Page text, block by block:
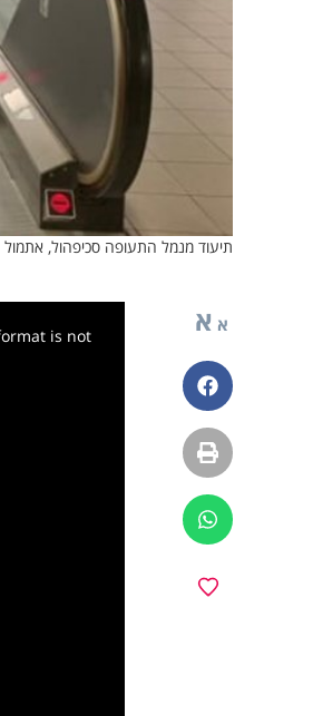
תיעוד מנמל התעופה סכיפהול, אתמול
א א
פייסבוק
הדפסה
ווטסאפ
is not